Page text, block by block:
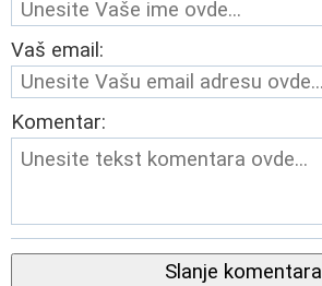
Vaš email:
Komentar:
Slanje komentara